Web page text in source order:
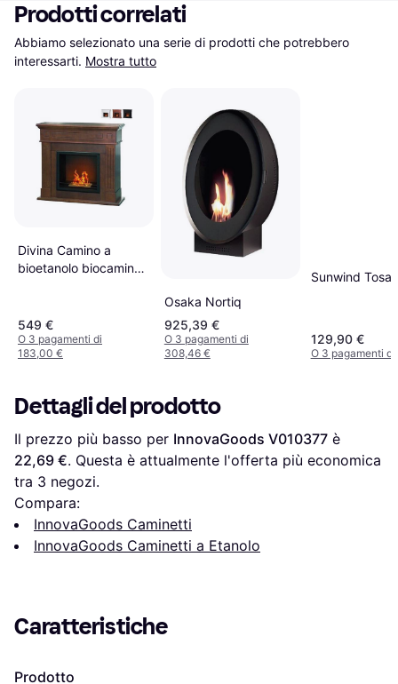
Prodotti correlati
Abbiamo selezionato una serie di prodotti che potrebbero
interessarti. Mostra tutto
Divina Camino a
bioetanolo biocamino
110x36x100h
549 €
O 3 pagamenti di
183,00 €
Osaka Nortiq
925,39 €
O 3 pagamenti di
308,46 €
Sunwind Tosai
129,90 €
O 3 pagamenti
Dettagli del prodotto
Il prezzo più basso per InnovaGoods ‎V010377
22,69 €. Questa è attualmente l'offerta più economica
tra 3 negozi.
Compara:
InnovaGoods Caminetti
InnovaGoods Caminetti a Etanolo
Caratteristiche
Prodotto